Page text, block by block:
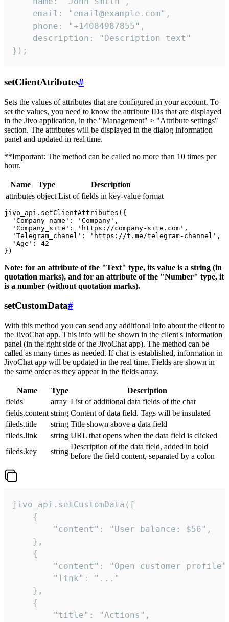
    email: "email@example.com",
    phone: "+14084987855",
    description: "Description text"
});
setClientAtributes#
Sets the values ​​of attributes that are configured in your account. To
set the values, you need to know the attribute IDs that are displayed
in the Jivo application, in the "Management" > "Attribute settings"
section. The attributes will be displayed in the dialog information
panel and updated in real time.
**Important: The method can be called no more than 10 times per
hour.
Name Type
Description
attributes object List of fields in key-value format
jivo_api.setClientAttributes({
  'Company_name': 'Company',
  'Company_site': 'https://company-site.com',
  'Telegram_chanel': 'https://t.me/telegram-channel',
  'Age': 42
Note: for an attribute of the "Text" type, its value is a string (in
quotation marks), and for an attribute of the "Number" type, it
is a number (without quotation marks).
setCustomData#
With this method you can send any additional info about the client to
the JivoChat app. This info will be shown in the client's information
panel (in the right side of the JivoChat app). The method can be
called as many times as needed. If chat is established, information in
JivoChat app will be updated in the real time. Fields are shown in
the same order as they appear in the fields array.
Name Type
Description
fields
array List of additional data fields of the chat
fields.content string Content of data field. Tags will be insulated
fileds.title
string Title shown above a data field
fileds.link
string URL that opens when the data field is clicked
fileds.key
string
Description of the data field, added in bold
before the field content, separated by a colon
jivo_api.setCustomData([
    {
        "content": "User balance: $56",
    },
    {
"content": "Open customer
        "link": "..."
    },
    {
        "title": "Actions",